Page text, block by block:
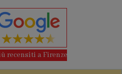
recensiti a Firenze